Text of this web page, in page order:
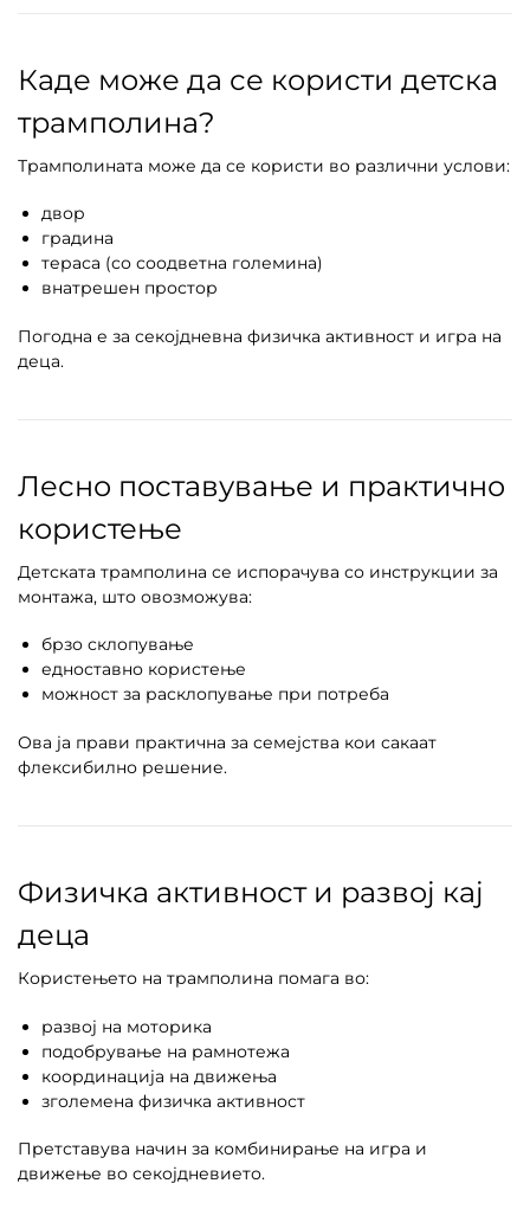
Каде може да се користи детска
трамполина?
Трамполината може да се користи во различни услови:
двор
градина
тераса (со соодветна големина)
внатрешен простор
Погодна е за секојдневна физичка активност и игра на
деца.
Лесно поставување и практично
користење
Детската трамполина се испорачува со инструкции за
монтажа, што овозможува:
брзо склопување
едноставно користење
можност за расклопување при потреба
Ова ја прави практична за семејства кои сакаат
флексибилно решение.
Физичка активност и развој кај
деца
Користењето на трамполина помага во:
развој на моторика
подобрување на рамнотежа
координација на движења
зголемена физичка активност
Претставува начин за комбинирање на игра и
движење во секојдневието.